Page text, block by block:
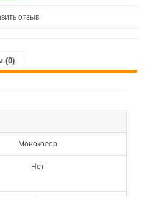
отзыв
(0)
Моноколор
Нет